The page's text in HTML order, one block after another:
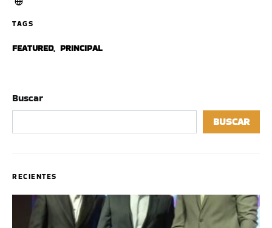
TAGS
FEATURED, PRINCIPAL
Buscar
BUSCAR
RECIENTES